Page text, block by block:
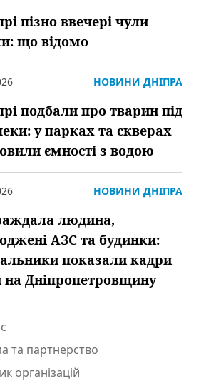
пізно ввечері чули
що відомо
НОВИНИ ДНІПРА
подбали про тварин під
у парках та скверах
ємності з водою
НОВИНИ ДНІПРА
людина,
АЗС та будинки:
показали кадри
на Дніпропетровщину
та партнерство
організацій